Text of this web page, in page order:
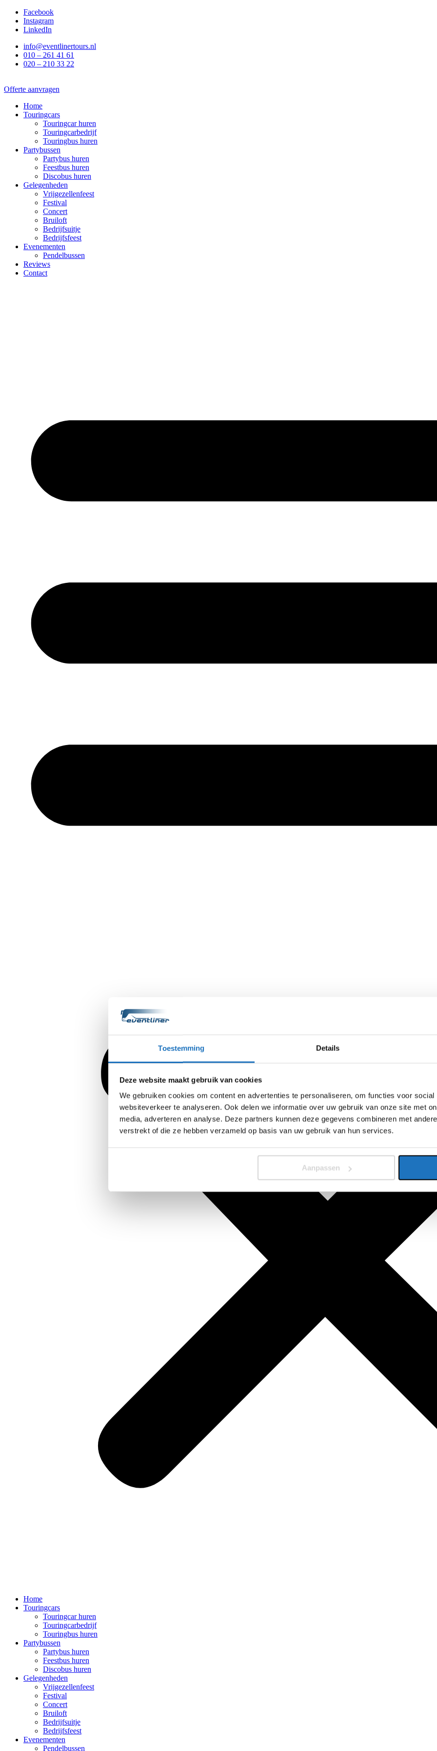
Toestemming Details
Deze website maakt gebruik van cookies
We gebruiken cookies om content en advertenties te personaliseren, om functies voor
websiteverkeer te analyseren. Ook delen we informatie over uw gebruik van onze site met
media, adverteren en analyse. Deze partners kunnen deze gegevens combineren met
verstrekt of die ze hebben verzameld op basis van uw gebruik van hun services.
Aanpassen
naar
Facebook
Instagram
LinkedIn
info@eventlinertours.nl
010 – 261 41 61
020 – 210 33 22
Offerte aanvragen
Home
Touringcars
Touringcar huren
Touringcarbedrijf
Touringbus huren
Partybussen
Partybus huren
Feestbus huren
Discobus huren
Gelegenheden
Vrijgezellenfeest
Festival
Concert
Bruiloft
Bedrijfsuitje
Bedrijfsfeest
Evenementen
Pendelbussen
Reviews
Contact
Home
Touringcars
Touringcar huren
Touringcarbedrijf
Touringbus huren
Partybussen
Partybus huren
Feestbus huren
Discobus huren
Gelegenheden
Vrijgezellenfeest
Festival
Concert
Bruiloft
Bedrijfsuitje
Bedrijfsfeest
Evenementen
Pendelbussen